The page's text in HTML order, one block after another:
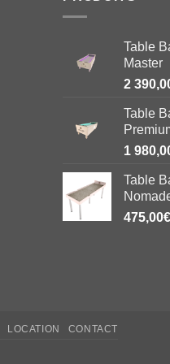
Table
Master
2
Table
1
Table
475,00€
LOCATION CONTACT